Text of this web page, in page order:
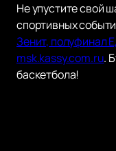
Не упустите свой
спортивных
Зенит, полуфинал
msk.kassy.com.ru.
баскетбола!